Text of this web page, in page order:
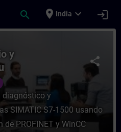
search place India expand_more login
Servicio y
share
y
diagnóstico y
SIMATIC S7-1500 usando
PROFINET y WinCC